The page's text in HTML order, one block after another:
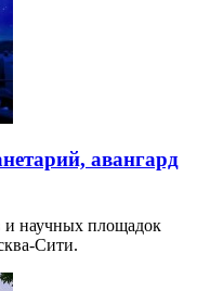
авангард
и научных площадок
Сити.